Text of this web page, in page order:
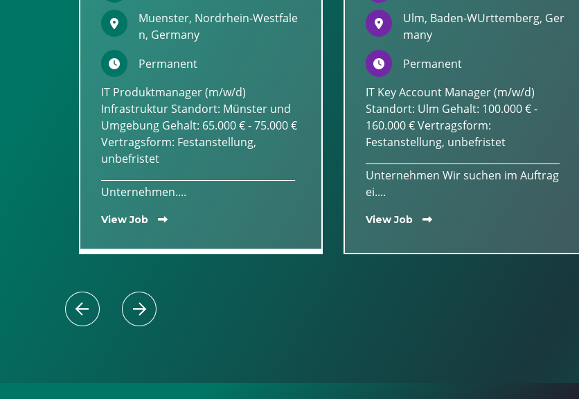
Muenster, Nordrhein-Westfale
n, Germany
Permanent
IT Produktmanager (m/w/d)
Infrastruktur Standort: Münster und
Umgebung Gehalt: 65.000 € - 75.000 €
Vertragsform: Festanstellung,
unbefristet
Unternehmen....
View Job
Ulm, Baden-WUrttemberg, Ger
many
Permanent
IT Key Account Manager (m/w/d)
Standort: Ulm Gehalt: 100.000 € -
160.000 € Vertragsform:
Festanstellung, unbefristet
Unternehmen Wir suchen im Auftrag
ei....
View Job